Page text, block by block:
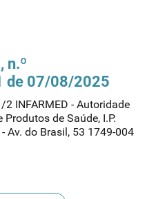
n.º
de 07/08/2025
INFARMED - Autoridade
de Saúde, I.P.
Av. do Brasil, 53 1749-004